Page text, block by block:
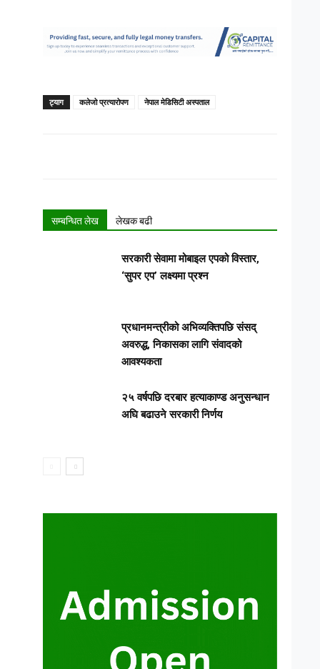
ट्याग कलेजो प्रत्यारोपण नेपाल मेडिसिटी अस्पताल
सम्बन्धित लेख लेखक बढी
सरकारी सेवामा मोबाइल एपको विस्तार,
‘सुपर एप’ लक्ष्यमा प्रश्न
प्रधानमन्त्रीको अभिव्यक्तिपछि संसद्
अवरुद्ध, निकासका लागि संवादको
आवश्यकता
२५ वर्षपछि दरबार हत्याकाण्ड अनुसन्धान
अघि बढाउने सरकारी निर्णय